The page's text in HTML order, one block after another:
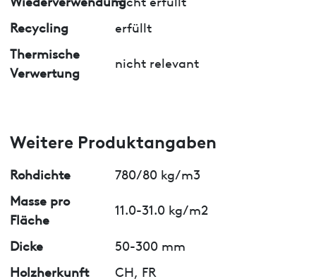
Recycling
erfüllt
Thermische
Verwertung
nicht relevant
Weitere Produktangaben
Rohdichte
780/80 kg/m3
Masse pro
Fläche
11.0-31.0 kg/m2
Dicke
50-300 mm
Holzherkunft
CH, FR